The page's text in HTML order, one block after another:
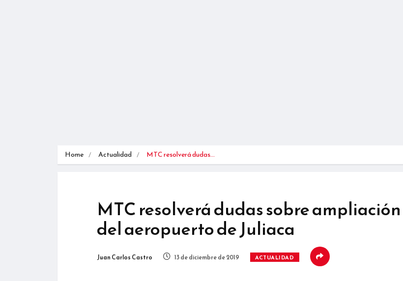
Home Actualidad MTC resolverá dudas…
MTC resolverá dudas sobre ampliación
del aeropuerto de Juliaca
Juan Carlos Castro 13 de diciembre de 2019 ACTUALIDAD